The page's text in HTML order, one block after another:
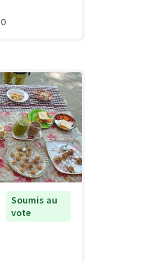
0
Soumis au
vote